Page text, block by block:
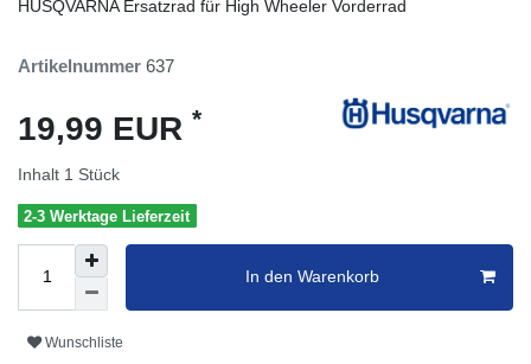
HUSQVARNA Ersatzrad für High Wheeler Vorderrad
Artikelnummer 637
19,99 EUR *
Inhalt 1 Stück
2-3 Werktage Lieferzeit
In den Warenkorb
Wunschliste